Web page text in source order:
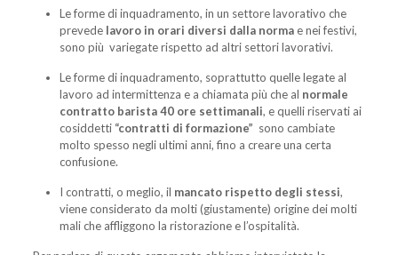
Le forme di inquadramento, in un settore lavorativo che
prevedelavoro in orari diversi dalla normae nei festivi,
sono più variegate rispetto ad altri settori lavorativi.
Le forme di inquadramento, soprattutto quelle legate al
lavoro ad intermittenza e a chiamata più che al normale
contratto barista 40 ore settimanali, e quelli riservati ai
cosiddetti “contratti di formazione” sono cambiate
molto spesso negli ultimi anni, fino a creare una certa
confusione.
I contratti, o meglio, il mancato rispetto degli stessi,
viene considerato da molti (giustamente) origine dei molti
mali che affliggono la ristorazione e l’ospitalità.